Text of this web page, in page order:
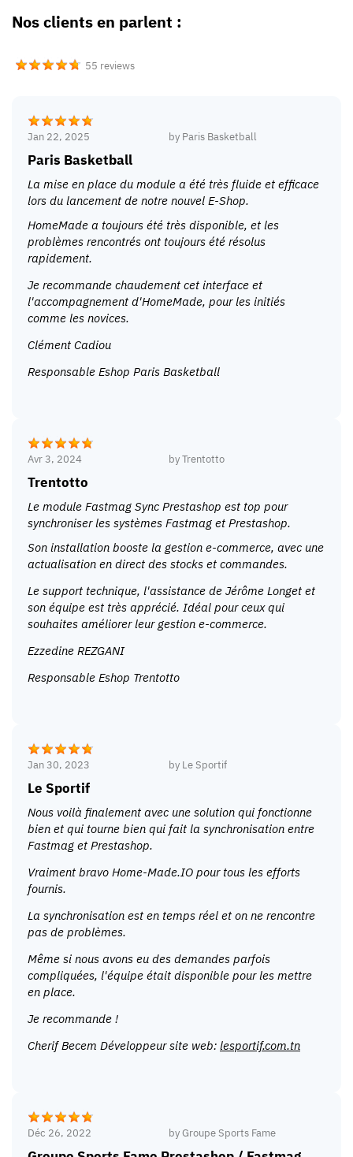
Nos clients en parlent :
55 reviews
Jan 22, 2025 by Paris Basketball
Paris Basketball
La mise en place du module a été très fluide et efficace
lors du lancement de notre nouvel E-Shop.
HomeMade a toujours été très disponible, et les
problèmes rencontrés ont toujours été résolus
rapidement.
Je recommande chaudement cet interface et
l'accompagnement d'HomeMade, pour les initiés
comme les novices.
Clément Cadiou
Responsable Eshop Paris Basketball
Avr 3, 2024 byTrentotto
Trentotto
Le module Fastmag Sync Prestashop est top pour
synchroniser les systèmes Fastmag et Prestashop.
Son installation booste la gestion e-commerce, avec une
actualisation en direct des stocks et commandes.
Le support technique, l'assistance de Jérôme Longet et
son équipe est très apprécié. Idéal pour ceux qui
souhaites améliorer leur gestion e-commerce.
Ezzedine REZGANI
Responsable Eshop Trentotto
Jan 30, 2023 by Le Sportif
Le Sportif
Nous voilà finalement avec une solution qui fonctionne
bien et qui tourne bien qui fait la synchronisation entre
Fastmag et Prestashop.
Vraiment bravo Home-Made.IO pour tous les efforts
fournis.
La synchronisation est en temps réel et on ne rencontre
pas de problèmes.
Même si nous avons eu des demandes parfois
compliquées, l'équipe était disponible pour les mettre
en place.
Je recommande !
Cherif Becem Développeur site web:lesportif.com.tn
Déc 26, 2022 byGroupe Sports Fame